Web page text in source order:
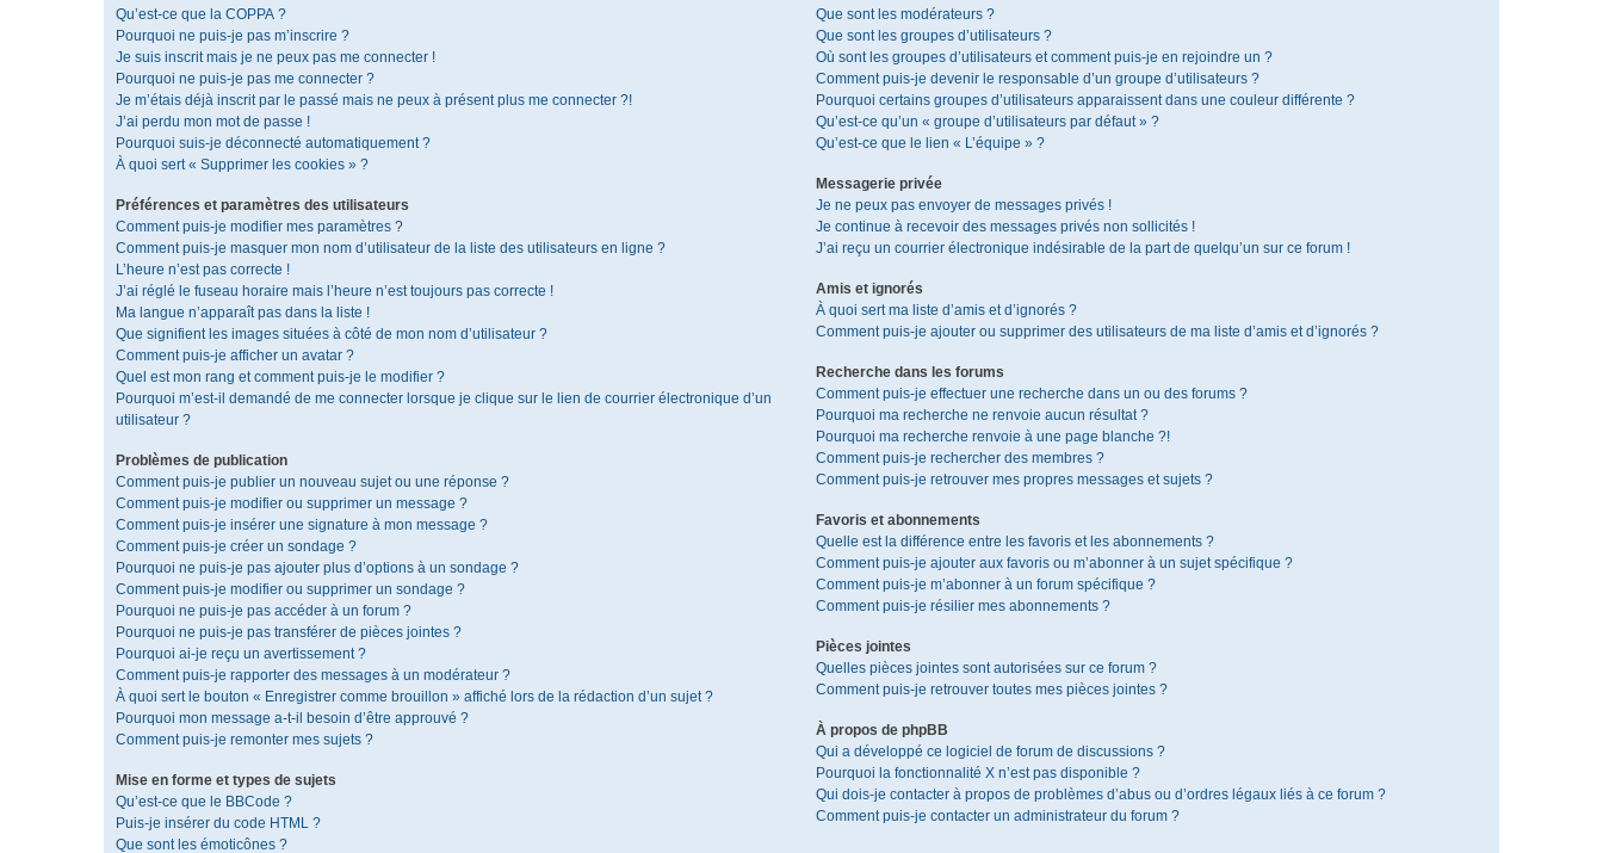
Qu’est-ce que la COPPA ?
Pourquoi ne puis-je pas m’inscrire ?
Je suis inscrit mais je ne peux pas me connecter !
Pourquoi ne puis-je pas me connecter ?
Je m’étais déjà inscrit par le passé mais ne peux à présent plus me connecter ?!
J’ai perdu mon mot de passe !
Pourquoi suis-je déconnecté automatiquement ?
À quoi sert « Supprimer les cookies » ?
Préférences et paramètres des utilisateurs
Comment puis-je modifier mes paramètres ?
Comment puis-je masquer mon nom d’utilisateur de la liste des utilisateurs en ligne ?
L’heure n’est pas correcte !
J’ai réglé le fuseau horaire mais l’heure n’est toujours pas correcte !
Ma langue n’apparaît pas dans la liste !
Que signifient les images situées à côté de mon nom d’utilisateur ?
Comment puis-je afficher un avatar ?
Quel est mon rang et comment puis-je le modifier ?
Pourquoi m’est-il demandé de me connecter lorsque je clique sur le lien de courrier électronique d’un
utilisateur ?
Problèmes de publication
Comment puis-je publier un nouveau sujet ou une réponse ?
Comment puis-je modifier ou supprimer un message ?
Comment puis-je insérer une signature à mon message ?
Comment puis-je créer un sondage ?
Pourquoi ne puis-je pas ajouter plus d’options à un sondage ?
Comment puis-je modifier ou supprimer un sondage ?
Pourquoi ne puis-je pas accéder à un forum ?
Pourquoi ne puis-je pas transférer de pièces jointes ?
Pourquoi ai-je reçu un avertissement ?
Comment puis-je rapporter des messages à un modérateur ?
À quoi sert le bouton « Enregistrer comme brouillon » affiché lors de la rédaction d’un sujet ?
Pourquoi mon message a-t-il besoin d’être approuvé ?
Comment puis-je remonter mes sujets ?
Mise en forme et types de sujets
Qu’est-ce que le BBCode ?
Puis-je insérer du code HTML ?
Que sont les émoticônes ?
Que sont les modérateurs ?
Que sont les groupes d’utilisateurs ?
Où sont les groupes d’utilisateurs et comment puis-je en rejoindre un ?
Comment puis-je devenir le responsable d’un groupe d’utilisateurs ?
Pourquoi certains groupes d’utilisateurs apparaissent dans une couleur différente ?
Qu’est-ce qu’un « groupe d’utilisateurs par défaut » ?
Qu’est-ce que le lien « L’équipe » ?
Messagerie privée
Je ne peux pas envoyer de messages privés !
Je continue à recevoir des messages privés non sollicités !
J’ai reçu un courrier électronique indésirable de la part de quelqu’un sur ce forum !
Amis et ignorés
À quoi sert ma liste d’amis et d’ignorés ?
Comment puis-je ajouter ou supprimer des utilisateurs de ma liste d’amis et d’ignorés ?
Recherche dans les forums
Comment puis-je effectuer une recherche dans un ou des forums ?
Pourquoi ma recherche ne renvoie aucun résultat ?
Pourquoi ma recherche renvoie à une page blanche ?!
Comment puis-je rechercher des membres ?
Comment puis-je retrouver mes propres messages et sujets ?
Favoris et abonnements
Quelle est la différence entre les favoris et les abonnements ?
Comment puis-je ajouter aux favoris ou m’abonner à un sujet spécifique ?
Comment puis-je m’abonner à un forum spécifique ?
Comment puis-je résilier mes abonnements ?
Pièces jointes
Quelles pièces jointes sont autorisées sur ce forum ?
Comment puis-je retrouver toutes mes pièces jointes ?
À propos de phpBB
Qui a développé ce logiciel de forum de discussions ?
Pourquoi la fonctionnalité X n’est pas disponible ?
Qui dois-je contacter à propos de problèmes d’abus ou d’ordres légaux liés à ce forum ?
Comment puis-je contacter un administrateur du forum ?